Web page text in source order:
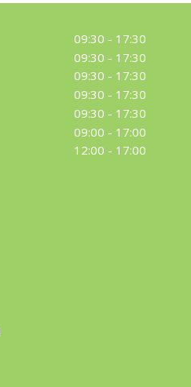
09:30 - 17:30
09:30 - 17:30
09:30 - 17:30
09:30 - 17:30
09:30 - 17:30
09:00 - 17:00
12:00 - 17:00